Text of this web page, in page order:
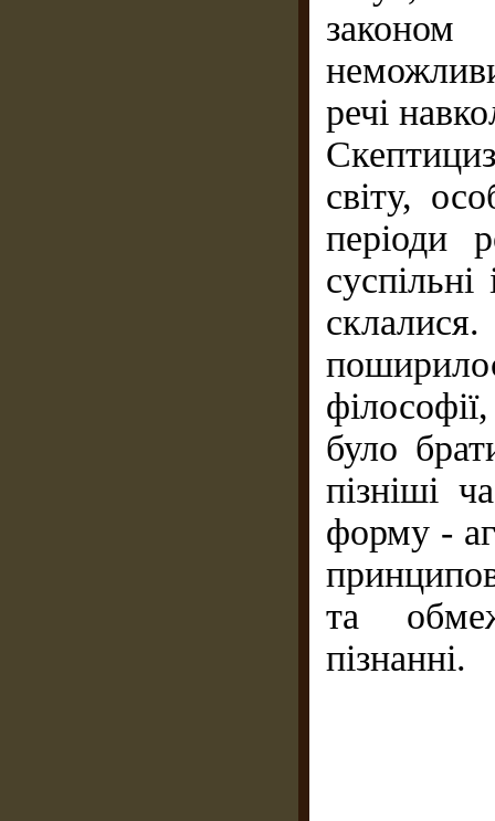
речі
світу,
періоди
було
пізніші
форму -
та
пізнанні.